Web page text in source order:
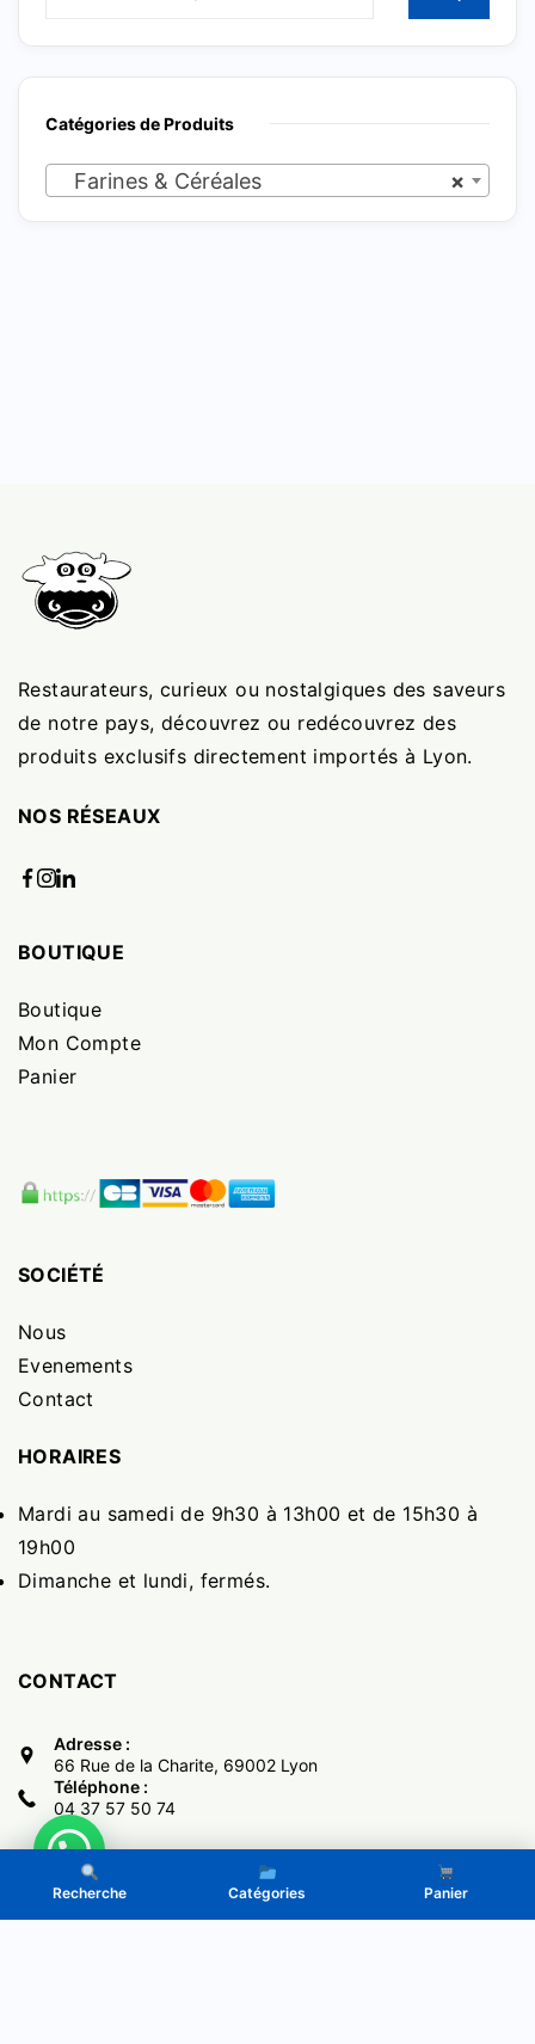
Catégories de Produits
×
Farines & Céréales
Restaurateurs, curieux ou nostalgiques des saveurs
de notre pays, découvrez ou redécouvrez des
produits exclusifs directement importés à Lyon.
NOS RÉSEAUX
BOUTIQUE
Boutique
Mon Compte
Panier
SOCIÉTÉ
Nous
Evenements
Contact
HORAIRES
Mardi au samedi de 9h30 à 13h00 et de 15h30 à
19h00
Dimanche et lundi, fermés.
CONTACT
Adresse :
66 Rue de la Charite, 69002 Lyon
Téléphone :
04 37 57 50 74
Copyright © 2017 - El Monumental- Powered by LeGone.eu
Recherche Catégories Panier